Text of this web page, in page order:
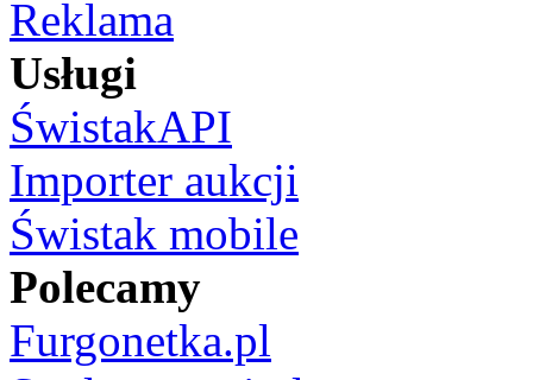
Reklama
Usługi
ŚwistakAPI
Importer aukcji
Świstak mobile
Polecamy
Furgonetka.pl